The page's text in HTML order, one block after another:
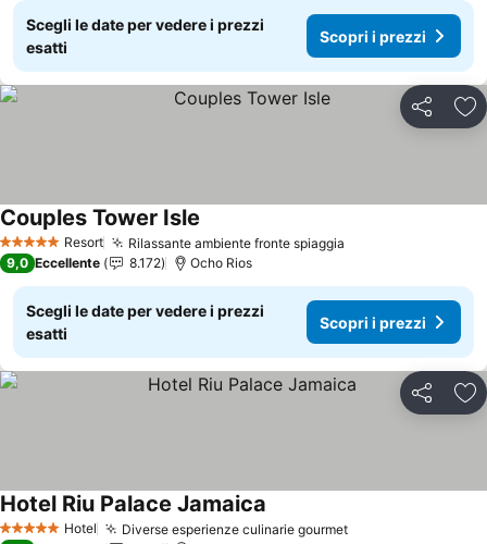
Scegli le date per vedere i prezzi
esatti
Scopri i prezzi
Condividi
5 Stelle Resort Rilassante ambiente fronte spiaggia
Couples Tower Isle
9,0 Eccellente 8.172 Ocho Rios
Scegli le date per vedere i prezzi
esatti
Scopri i prezzi
Condividi
5 Stelle Hotel Diverse esperienze culinarie gourmetScopri i prezzi
Hotel Riu Palace Jamaica